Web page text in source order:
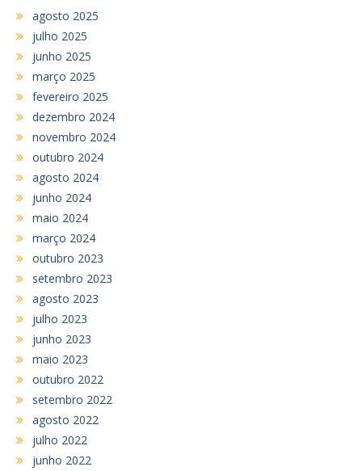
agosto 2025
julho 2025
junho 2025
março 2025
fevereiro 2025
dezembro 2024
novembro 2024
outubro 2024
agosto 2024
junho 2024
maio 2024
março 2024
outubro 2023
setembro 2023
agosto 2023
julho 2023
junho 2023
maio 2023
outubro 2022
setembro 2022
agosto 2022
julho 2022
junho 2022